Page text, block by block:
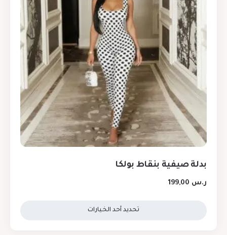
بدلة صيفية بنقاط بولكا
ر.س
تحديد أحد الخيارات